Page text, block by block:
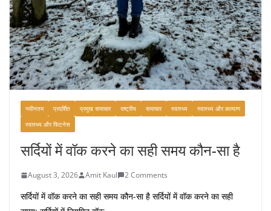
नवीनतम प्रदर्शित प्रमुख समाचार राष्ट्रीय समाचार स्वास्थ्य
स्वास्थ्य और कल्याण
स्वास्थ्य और फिटनेस
सर्दियों में वॉक करने का सही समय कौन-सा है
August 3, 2026 Amit Kaul 2 Comments
सर्दियों में वॉक करने का सही समय कौन-सा है सर्दियों में वॉक करने का सही